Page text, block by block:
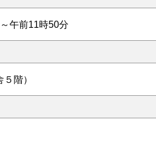
午前11時50分
階）